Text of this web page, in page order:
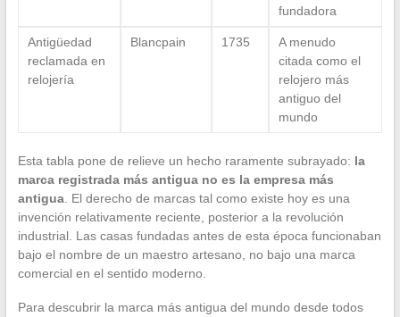
fundadora
Antigüedad
reclamada en
relojería
Blancpain 1735
A menudo
citada como el
relojero más
antiguo del
mundo
Esta tabla pone de relieve un hecho raramente subrayado: la
marca registrada más antigua no es la empresa más
antigua. El derecho de marcas tal como existe hoy es una
invención relativamente reciente, posterior a la revolución
industrial. Las casas fundadas antes de esta época funcionaban
bajo el nombre de un maestro artesano, no bajo una marca
comercial en el sentido moderno.
Para descubrir la marca más antigua del mundo desde todos